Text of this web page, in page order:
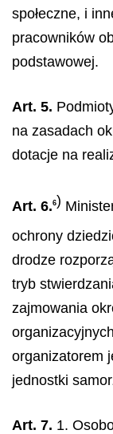
społeczne, i
pracowników
podstawowej.
Art. 5.
na zasadach
dotacje na
Art. 6.6)
ochrony
drodze
tryb
zajmowania
organizatorem
jednostki
Art. 7. 1.